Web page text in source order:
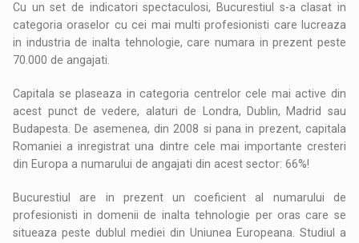
Cu un set de indicatori spectaculosi, Bucurestiul s-a clasat in
categoria oraselor cu cei mai multi profesionisti care lucreaza
in industria de inalta tehnologie, care numara in prezent peste
70.000 de angajati.
Capitala se plaseaza in categoria centrelor cele mai active din
acest punct de vedere, alaturi de Londra, Dublin, Madrid sau
Budapesta. De asemenea, din 2008 si pana in prezent, capitala
Romaniei a inregistrat una dintre cele mai importante cresteri
din Europa a numarului de angajati din acest sector: 66%!
Bucurestiul are in prezent un coeficient al numarului de
profesionisti in domenii de inalta tehnologie per oras care se
situeaza peste dublul mediei din Uniunea Europeana. Studiul a